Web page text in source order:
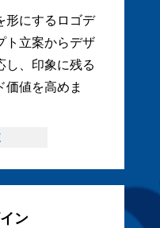
形にするロゴデ
ト立案からデザ
し、印象に残る
価値を高めま
ン